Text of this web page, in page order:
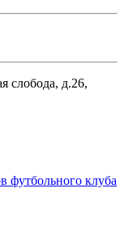
слобода, д.26,